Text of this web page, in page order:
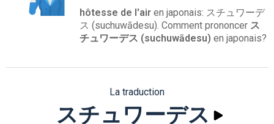
hôtesse de l'air en japonais: スチュワーデ
ス (suchuwādesu). Comment prononcer ス
チュワーデス (suchuwādesu) en japonais?
La traduction
スチュワーデス